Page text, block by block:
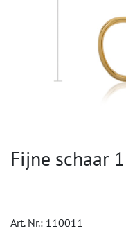
Fijne schaar
Art. Nr.: 110011